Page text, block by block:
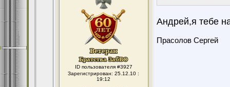
ID пользователя #3927
Зарегистрирован: 25.12.10 :
19:12
Андрей,я тебе
Прасолов Сергей